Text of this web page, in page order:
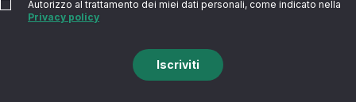
Autorizzo al trattamento dei miei dati personali, come indicato nella
Privacy policy
Iscriviti